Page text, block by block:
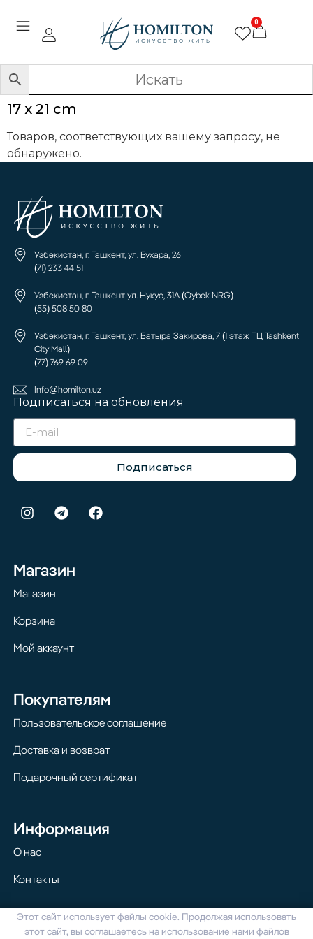
0
17 x 21 cm
Товаров, соответствующих вашему запросу, не
обнаружено.
Узбекистан, г. Ташкент, ул. Бухара, 26
(71) 233 44 51
Узбекистан, г. Ташкент ул. Нукус, 31А (Oybek NRG)
(55) 508 50 80
Узбекистан, г. Ташкент, ул. Батыра Закирова, 7 (1 этаж ТЦ Tashkent
City Mall)
(77) 769 69 09
Info@homilton.uz
Подписаться на обновления
Подписаться
Магазин
Магазин
Корзина
Мой аккаунт
Покупателям
Пользовательское соглашение
Доставка и возврат
Подарочный сертификат
Информация
О нас
Контакты
© 2024 Homilton. Все права защищены
Этот сайт использует файлы cookie. Продолжая использовать
этот сайт, вы соглашаетесь на использование нами файлов